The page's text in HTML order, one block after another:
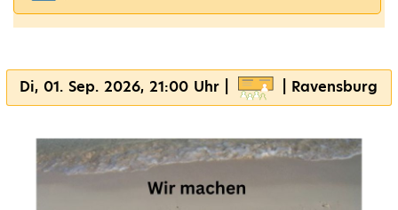
Di, 01. Sep. 2026, 21:00 Uhr | | Ravensburg